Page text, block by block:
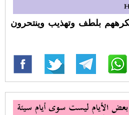
بلطف وتهذيب وينتحرون